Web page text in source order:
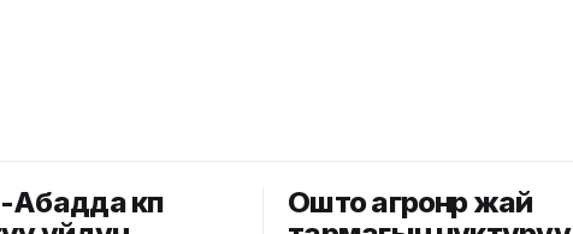
көп
Ошто агроөнөр жай